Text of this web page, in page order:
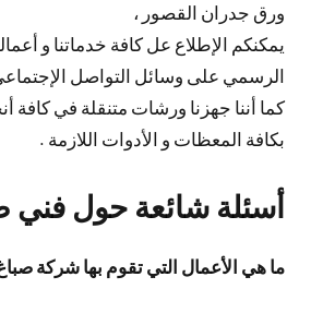
ورق جدران القصور ،
يمكنكم الإطلاع عل كافة خدماتنا و
الرسمي على وسائل التواصل
كما أننا جهزنا ورشات متنقلة في كافة
بكافة المعظات و الأدوات اللازمة .
أسئلة شائعة حول فني
ما هي الأعمال التي تقوم بها شركة